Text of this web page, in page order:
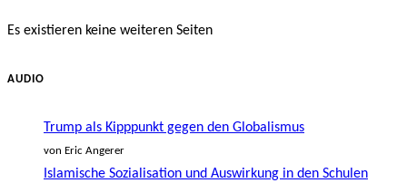
Es existieren keine weiteren Seiten
AUDIO
Trump als Kipppunkt gegen den Globalismus
von Eric Angerer
Islamische Sozialisation und Auswirkung in den Schulen